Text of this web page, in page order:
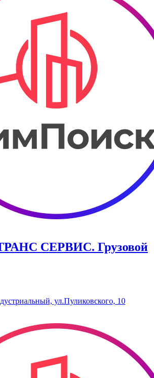
СЕРВИС. Грузовой
ул.Пуликовского, 10